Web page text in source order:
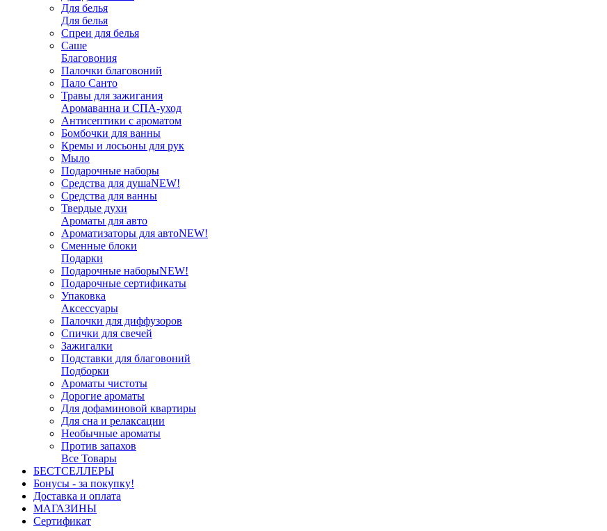
Для белья
Для белья
Спреи для белья
Саше
Благовония
Палочки благовоний
Пало Санто
Травы для зажигания
Аромаванна и СПА-уход
Антисептики с ароматом
Бомбочки для ванны
Кремы и лосьоны для рук
Мыло
Подарочные наборы
Средства для душаNEW!
Средства для ванны
Твердые духи
Ароматы для авто
Ароматизаторы для автоNEW!
Сменные блоки
Подарки
Подарочные наборыNEW!
Подарочные сертификаты
Упаковка
Аксессуары
Палочки для диффузоров
Спички для свечей
Зажигалки
Подставки для благовоний
Подборки
Ароматы чистоты
Дорогие ароматы
Для дофаминовой квартиры
Для сна и релаксации
Необычные ароматы
Против запахов
Все Товары
БЕСТСЕЛЛЕРЫ
Бонусы - за покупку!
Доставка и оплата
МАГАЗИНЫ
Cертификат